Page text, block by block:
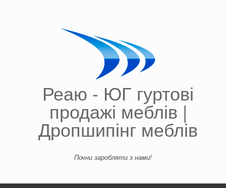
Реаю - ЮГ гуртові
продажі меблів |
Дропшипінг меблів
Почни заробляти з нами!